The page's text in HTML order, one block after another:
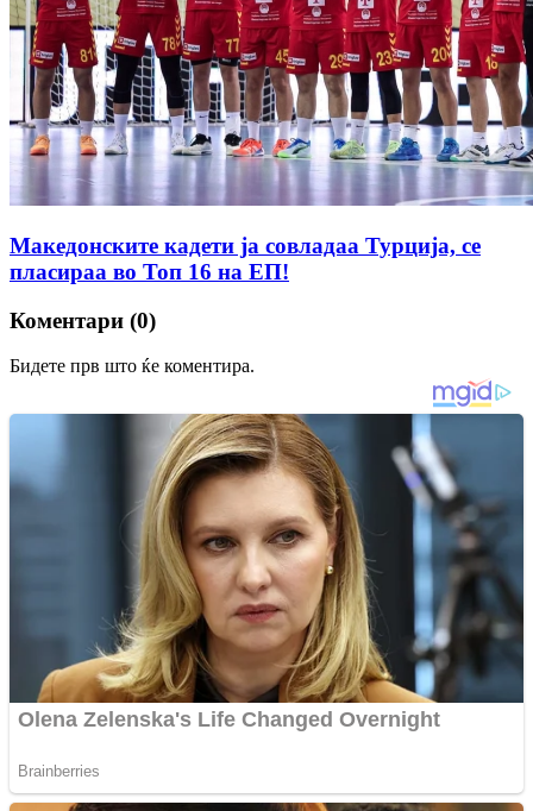
Македонските кадети ја совладаа Турција, се
пласираа во Топ 16 на ЕП!
Коментари (0)
Бидете прв што ќе коментира.